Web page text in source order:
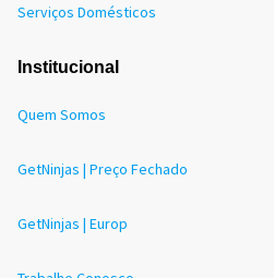
Serviços Domésticos
Institucional
Quem Somos
GetNinjas | Preço Fechado
GetNinjas | Europ